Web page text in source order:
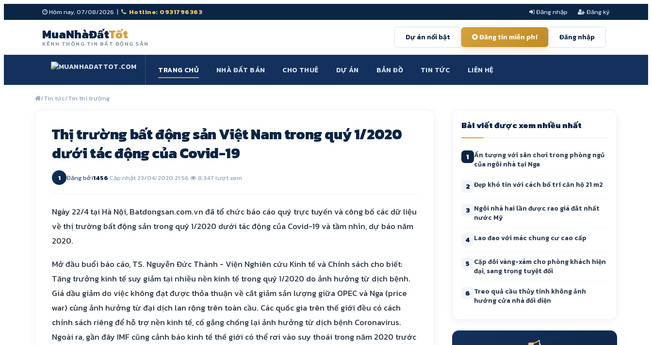
Hôm nay, 07/08/2026 | Hotline: 0931796363 Đăng nhập Đăng ký
MuaNhàĐấtTốt
KÊNH THÔNG TIN BẤT ĐỘNG SẢN
Dự án nổi bật Đăng tin miễn phí Đăng nhập
TRANG CHỦ NHÀ ĐẤT BÁN CHO THUÊ DỰ ÁN BẢN ĐỒ TIN TỨC LIÊN HỆ
/Tin tức/Tin thị trường
Thị trường bất động sản Việt Nam trong quý 1/2020
dưới tác động của Covid-19
1 Đăng bởi1456·Cập nhật 23/04/2020 21:56· 8.347 lượt xem
Ngày 22/4 tại Hà Nội, Batdongsan.com.vn đã tổ chức báo cáo quý trực tuyến và công bố các dữ liệu
về thị trường bất động sản trong quý 1/2020 dưới tác động của Covid-19 và tầm nhìn, dự báo năm
2020.
Mở đầu buổi báo cáo, TS. Nguyễn Đức Thành - Viện Nghiên cứu Kinh tế và Chính sách cho biết:
Tăng trưởng kinh tế suy giảm tại nhiều nền kinh tế trong quý 1/2020 do ảnh hưởng từ dịch bệnh.
Giá dầu giảm do việc không đạt được thỏa thuận về cắt giảm sản lượng giữa OPEC và Nga (price
war) cùng ảnh hưởng từ đại dịch lan rộng trên toàn cầu. Các quốc gia trên thế giới đều có cách
chính sách riêng để hỗ trợ nền kinh tế, cố gắng chống lại ảnh hưởng từ dịch bệnh Coronavirus.
Ngoài ra, gần đây IMF cũng cảnh báo kinh tế thế giới có thể rơi vào suy thoái trong năm 2020 trước
Bài viết được xem nhiều nhất
1 Ấn tượng với sân chơi trong phòng ngủ
của ngôi nhà tại Nga
2 Đẹp khó tin với cách bố trí căn hộ 21 m2
3 Ngôi nhà hai lần được rao giá đắt nhất
nước Mỹ
4 Lao đao với mác chung cư cao cấp
5 Cặp đôi vàng-xám cho phòng khách hiện
đại, sang trọng tuyệt đối
6 Treo quả cầu thủy tinh không ảnh
hưởng cửa nhà đối diện